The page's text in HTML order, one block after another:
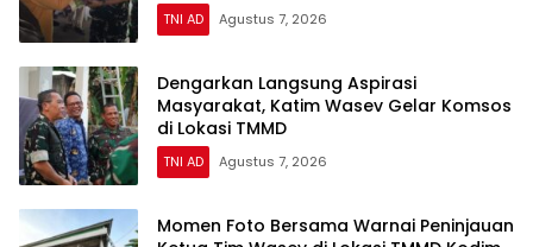
TNI AD Agustus 7, 2026
Dengarkan Langsung Aspirasi
Masyarakat, Katim Wasev Gelar Komsos
di Lokasi TMMD
TNI AD Agustus 7, 2026
Momen Foto Bersama Warnai Peninjauan